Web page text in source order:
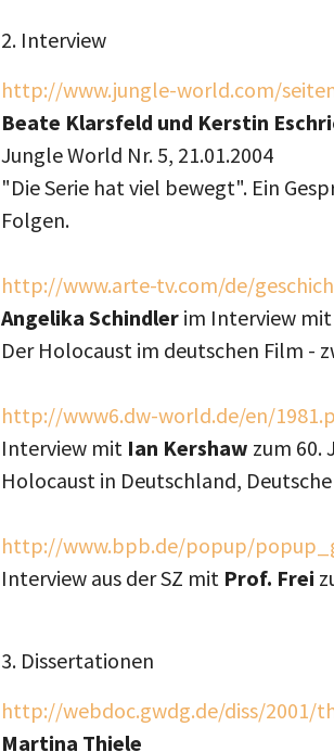
2. Interview
http://www.jungle-world.com/
Beate Klarsfeld und Kerstin
Jungle World Nr. 5, 21.01.2004
"Die Serie hat viel bewegt". Ein
Folgen.
http://www.arte-tv.com/de/
Angelika Schindler im Interview mit
Der Holocaust im deutschen Film -
http://www6.dw-world.de/en/
Interview mit Ian Kershaw zum 60.
Holocaust in Deutschland,
http://www.bpb.de/popup/
Interview aus der SZ mit Prof. Frei
3. Dissertationen
http://webdoc.gwdg.de/diss/2001/
Martina Thiele